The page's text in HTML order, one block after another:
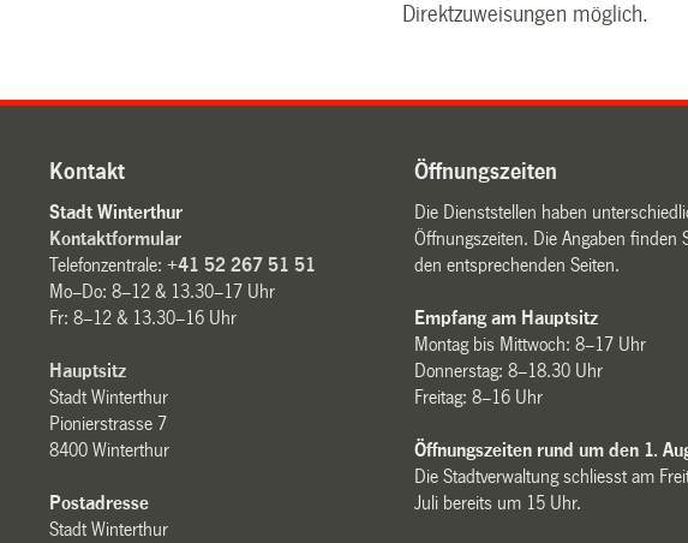
Direktzuweisungen möglich.
Kontakt
Stadt Winterthur
Kontaktformular
Telefonzentrale:+41 52 267 51 51
Mo–Do: 8–12 & 13.30–17 Uhr
Fr: 8–12 & 13.30–16 Uhr
Hauptsitz
Stadt Winterthur
Pionierstrasse 7
8400 Winterthur
Postadresse
Stadt Winterthur
Öffnungszeiten
Die Dienststellen haben
Öffnungszeiten. Die Angaben finden
den entsprechenden Seiten.
Empfang am Hauptsitz
Montag bis Mittwoch: 8–17 Uhr
Donnerstag: 8–18.30 Uhr
Freitag: 8–16 Uhr
Öffnungszeiten rund um den 1.
Die Stadtverwaltung schliesst am
Juli bereits um 15 Uhr.